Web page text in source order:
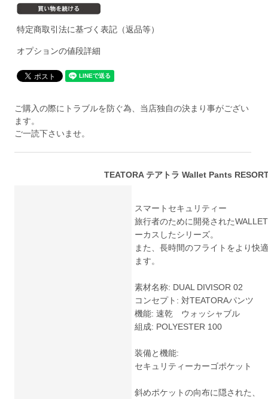
特定商取引法に基づく表記（返品等）
オプションの値段詳細
ご購入の際にトラブルを防ぐ為、当店独自の決まり事がござい
ます。
ご一読下さいませ。
TEATORA テアトラ Wallet Pants
スマートセキュリティー
旅行者のために開発された
ーカスしたシリーズ。
また、長時間のフライトをより快
ます。
素材名称: DUAL DIVISOR 02
コンセプト: 対TEATORAパンツ
機能: 速乾 ウォッシャブル
組成: POLYESTER 100
装備と機能:
セキュリティーカーゴポケット
斜めポケットの向布に隠された、